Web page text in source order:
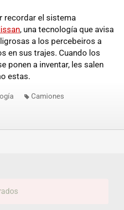
recordar el sistema
, una tecnología que avisa
a los percebeiros a
en sus trajes. Cuando los
ponen a inventar, les salen
estas.
Camiones